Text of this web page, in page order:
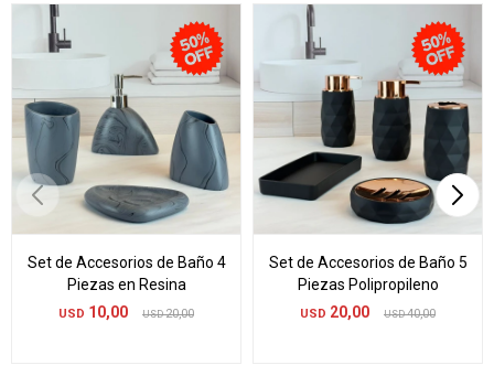
Set de Accesorios de Baño 4
Piezas en Resina
USD 10,00 USD 20,00
Set de Accesorios de Baño 5
Piezas Polipropileno
USD 20,00 USD 40,00